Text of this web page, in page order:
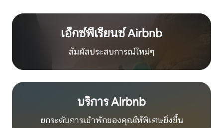
เอ็กซ์พีเรียนซ์ Airbnb
สัมผัสประสบการณ์ใหม่ๆ
บริการ Airbnb
ยกระดับการเข้าพักของคุณให้พิเศษยิ่งขึ้น